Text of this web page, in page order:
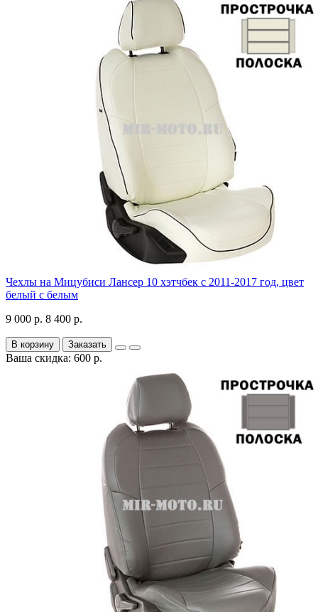
Чехлы на Мицубиси Лансер 10 хэтчбек с 2011-2017 год, цвет
белый с белым
9 000 р. 8 400 р.
В корзину Заказать
Ваша скидка: 600 р.